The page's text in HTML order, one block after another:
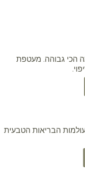
הכי גבוהה. מעטפת
הבריאות הטבעית